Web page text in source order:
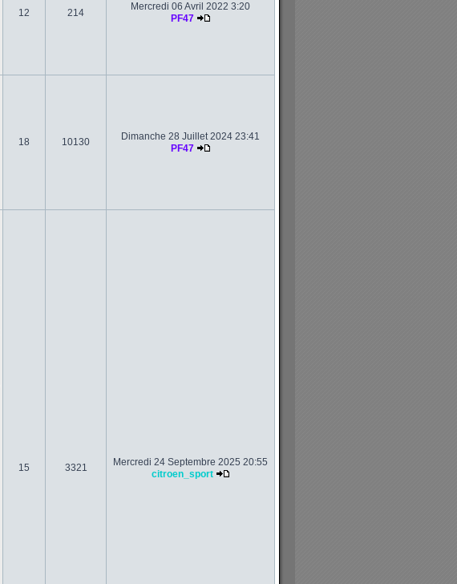
12 214
Mercredi 06 Avril 2022 3:20
PF47
18 10130
Dimanche 28 Juillet 2024 23:41
PF47
15 3321
Mercredi 24 Septembre 2025 20:55
citroen_sport